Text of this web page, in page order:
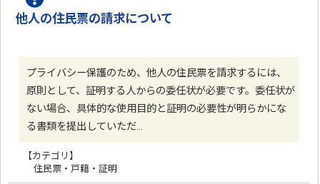
他人の住民票の請求について
プライバシー保護のため、他人の住民票を請求するには、
原則として、証明する人からの委任状が必要です。委任状が
ない場合、具体的な使用目的と証明の必要性が明らかにな
る書類を提出していただ…
【カテゴリ】
住民票・戸籍・証明